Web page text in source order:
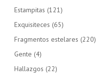
Estampitas (121)
Exquisiteces (65)
Fragmentos estelares (220)
Gente (4)
Hallazgos (22)